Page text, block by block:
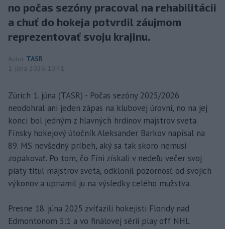
no počas sezóny pracoval na rehabilitácii
a chuť do hokeja potvrdil záujmom
reprezentovať svoju krajinu.
Autor TASR
1. júna 2026 10:41
Zürich 1. júna (TASR) - Počas sezóny 2025/2026
neodohral ani jeden zápas na klubovej úrovni, no na jej
konci bol jedným z hlavných hrdinov majstrov sveta.
Fínsky hokejový útočník Aleksander Barkov napísal na
89. MS nevšedný príbeh, aký sa tak skoro nemusí
zopakovať. Po tom, čo Fíni získali v nedeľu večer svoj
piaty titul majstrov sveta, odklonil pozornosť od svojich
výkonov a upriamil ju na výsledky celého mužstva.
Presne 18. júna 2025 zvíťazili hokejisti Floridy nad
Edmontonom 5:1 a vo finálovej sérii play off NHL